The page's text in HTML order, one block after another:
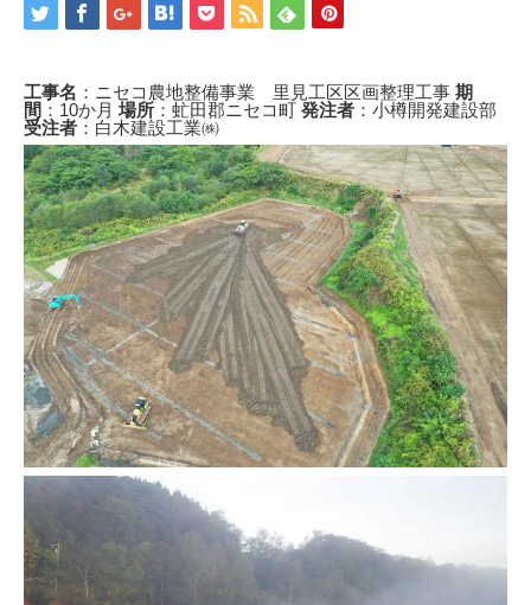
工事名 ：ニセコ農地整備事業 里見工区区画整理工事 期
間 ：10か月場所 ：虻田郡ニセコ町 発注者 ：小樽開発建設部
受注者 ：白木建設工業㈱